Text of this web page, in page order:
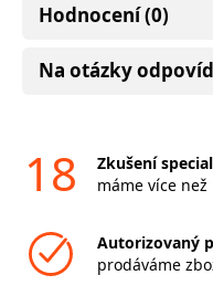
Hodnocení (0)
Na otázky
18
Zkušení
máme více
Autorizovaný
prodáváme